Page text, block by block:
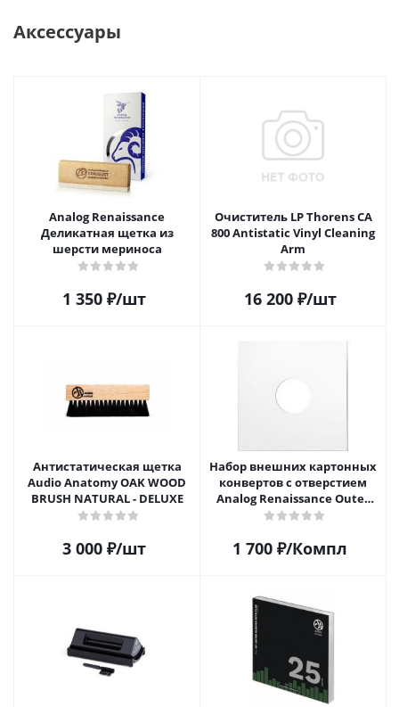
Аксессуары
Analog Renaissance
Деликатная щетка из
шерсти мериноса
1 350₽/шт
Очиститель LP Thorens CA
800 Antistatic Vinyl Cleaning
Arm
16 200₽/шт
Антистатическая щетка
Audio Anatomy OAK WOOD
BRUSH NATURAL - DELUXE
3 000₽/шт
Набор внешних картонных
конвертов с отверстием
Analog Renaissance Оuter
Carton Jacket, 10шт, AR-
1 700 ₽/Компл